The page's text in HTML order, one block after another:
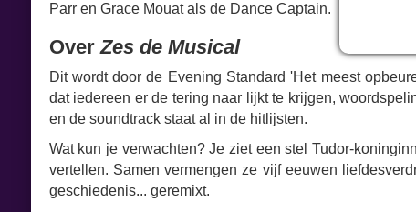
Parr en Grace Mouat als de Dance Captain.
OverZes de Musical
Dit wordt door de Evening Standard 'Het meest
dat iedereen er de tering naar lijkt te krijgen,
en de soundtrack staat al in de hitlijsten.
Wat kun je verwachten? Je ziet een stel Tudor-
vertellen. Samen vermengen ze vijf eeuwen
geschiedenis... geremixt.